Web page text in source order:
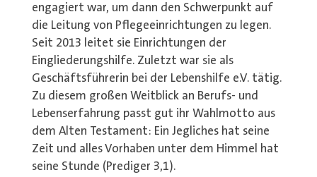
engagiert war, um dann den Schwerpunkt auf
die Leitung von Pflegeeinrichtungen zu legen.
Seit 2013 leitet sie Einrichtungen der
Eingliederungshilfe. Zuletzt war sie als
Geschäftsführerin bei der Lebenshilfe e.V. tätig.
Zu diesem großen Weitblick an Berufs- und
Lebenserfahrung passt gut ihr Wahlmotto aus
dem Alten Testament: Ein Jegliches hat seine
Zeit und alles Vorhaben unter dem Himmel hat
seine Stunde (Prediger 3,1).